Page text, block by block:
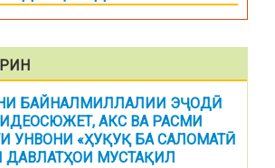
БАЙНАЛМИЛЛАЛИИ ЭҶОДӢ
АКС ВА РАСМИ
УНВОНИ «ҲУҚУҚ БА САЛОМАТӢ
МУСТАҚИЛ